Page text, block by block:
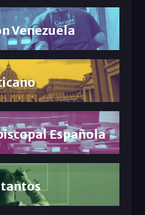
Venezuela
Española